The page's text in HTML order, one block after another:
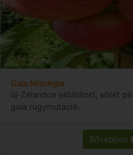
Gala Mitchgla
új-Zélandon előállított, sötét
gala rügymutáció.
Bővebben